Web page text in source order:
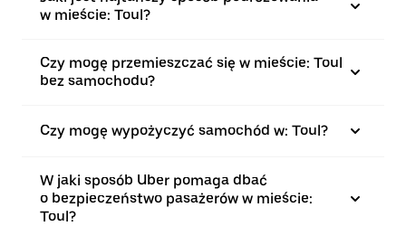
w mieście: Toul?
Czy mogę przemieszczać się w mieście: Toul
bez samochodu?
Czy mogę wypożyczyć samochód w: Toul?
W jaki sposób Uber pomaga dbać
o bezpieczeństwo pasażerów w mieście:
Toul?